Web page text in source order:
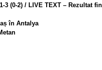
(0-2) / LIVE TEXT – Rezultat
în Antalya